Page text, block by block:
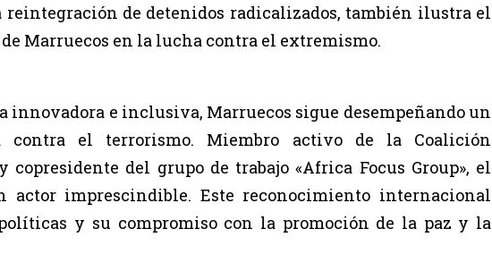
reintegración de detenidos radicalizados, también ilustra el
Marruecos en la lucha contra el extremismo.
innovadora e inclusiva, Marruecos sigue desempeñando un
el terrorismo. Miembro activo de la Coalición
del grupo de trabajo «Africa Focus Group», el
actor imprescindible. Este reconocimiento internacional
y su compromiso con la promoción de la paz y la